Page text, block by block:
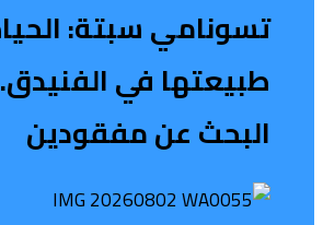
تسونامي سبتة:
طبيعتها في
البحث عن مفقودين